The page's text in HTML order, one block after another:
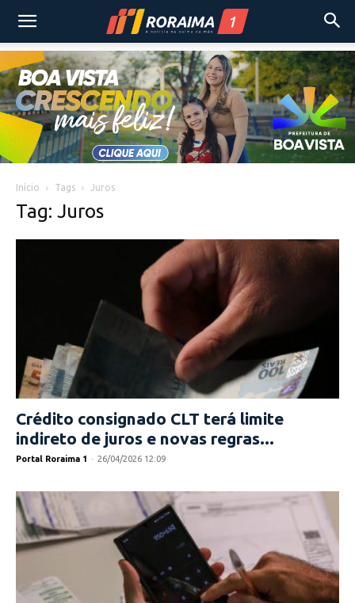
Início Tags Juros
Tag: Juros
Crédito consignado CLT terá limite
indireto de juros e novas regras...
Portal Roraima 1 - 26/04/2026 12:09